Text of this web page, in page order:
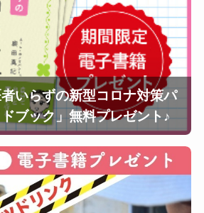
いらずの新型コロナ対策パ
ブック」無料プレゼント♪